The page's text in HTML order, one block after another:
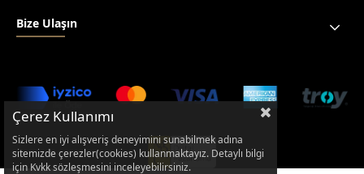
Bize Ulaşın
Çerez Kullanımı
Sizlere en iyi alışveriş deneyimini sunabilmek adına
sitemizde çerezler(cookies) kullanmaktayız. Detaylı bilgi
için Kvkk sözleşmesini inceleyebilirsiniz.